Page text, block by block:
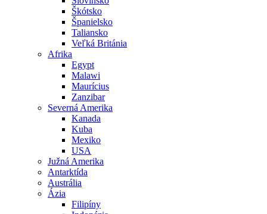
Škótsko
Španielsko
Taliansko
Veľká Británia
Afrika
Egypt
Malawi
Maurícius
Zanzibar
Severná Amerika
Kanada
Kuba
Mexiko
USA
Južná Amerika
Antarktída
Austrália
Ázia
Filipíny